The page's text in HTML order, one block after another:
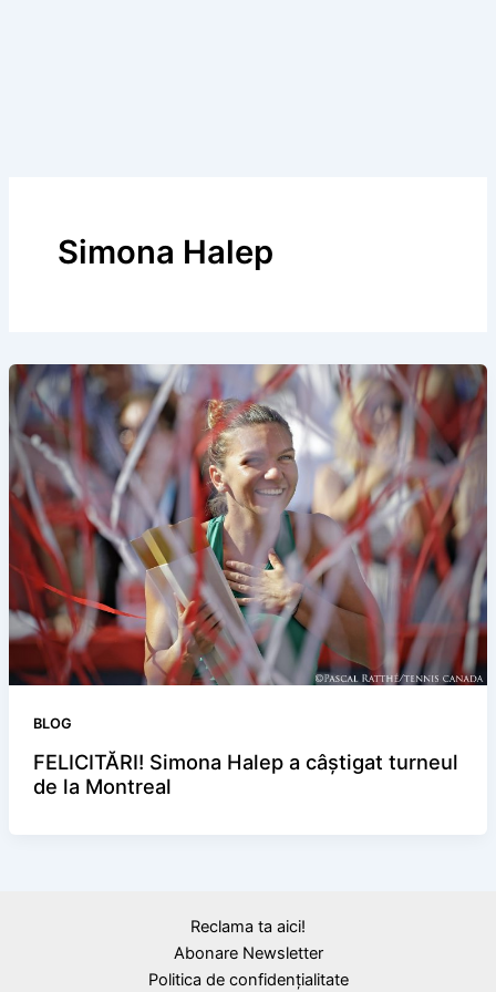
Simona Halep
BLOG
FELICITĂRI! Simona Halep a câștigat turneul
de la Montreal
Reclama ta aici!
Abonare Newsletter
Politica de confidențialitate